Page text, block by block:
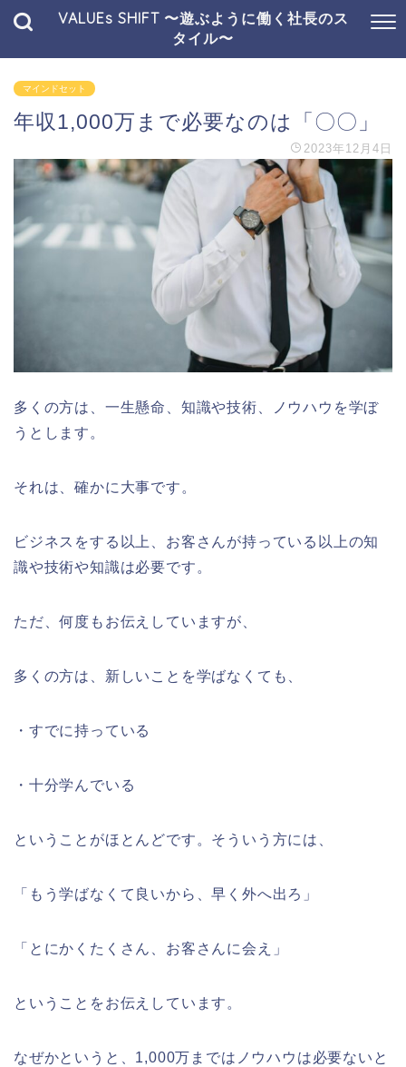
VALUEs SHIFT 〜遊ぶように働く社長のス
タイル〜
マインドセット
年収1,000万まで必要なのは「〇〇」
2023年12月4日
多くの方は、一生懸命、知識や技術、ノウハウを学ぼ
うとします。
それは、確かに大事です。
ビジネスをする以上、お客さんが持っている以上の知
識や技術や知識は必要です。
ただ、何度もお伝えしていますが、
多くの方は、新しいことを学ばなくても、
・すでに持っている
・十分学んでいる
ということがほとんどです。そういう方には、
「もう学ばなくて良いから、早く外へ出ろ」
「とにかくたくさん、お客さんに会え」
ということをお伝えしています。
なぜかというと、1,000万まではノウハウは必要ないと